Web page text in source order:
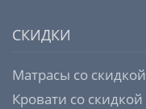
СКИДКИ
Матрасы со скидкой
Кровати со скидкой